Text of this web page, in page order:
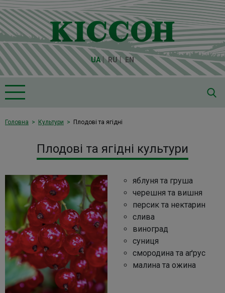
UA RU EN
Головна
Продукція
Культури
Медіа
Партнери
Контакти
Головна Культури Плодові та ягідні
Плодові та ягідні культури
яблуня та груша
черешня та вишня
персик та нектарин
слива
виноград
суниця
смородина та аґрус
малина та ожина